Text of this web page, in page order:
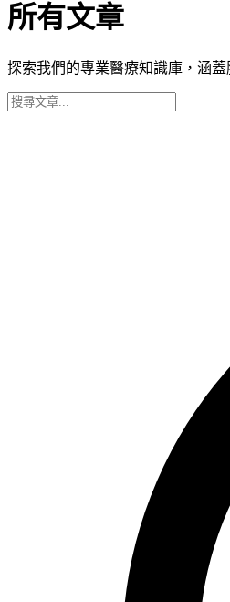
所有文章
探索我們的專業醫療知識庫，涵